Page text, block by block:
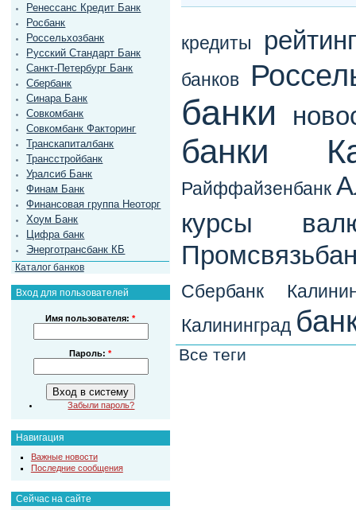
Ренессанс Кредит Банк
Росбанк
Россельхозбанк
Русский Стандарт Банк
Санкт-Петербург Банк
Сбербанк
Синара Банк
Совкомбанк
Совкомбанк Факторинг
Транскапиталбанк
Трансстройбанк
Уралсиб Банк
Финам Банк
Финансовая группа Неоторг
Хоум Банк
Цифра банк
Энерготрансбанк КБ
Каталог банков
Вход для пользователей
Имя пользователя:*
Пароль:*
Забыли пароль?
Навигация
Важные новости
Последние сообщения
Сейчас на сайте
кредиты
банков
банки
банки
Райффайзенбанк
курсы
Сбербанк
Калининград
Все теги